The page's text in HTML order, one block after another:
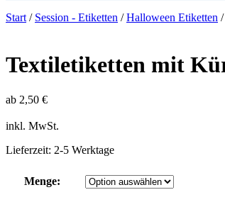
Start / Session - Etiketten /Halloween Etiketten
Textiletiketten mit
ab 2,50 €
inkl. MwSt.
Lieferzeit: 2-5 Werktage
Menge: